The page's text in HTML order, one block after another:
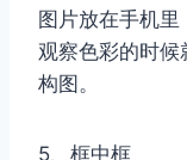
图片放在手机
观察色彩的时
构图。
5、框中框